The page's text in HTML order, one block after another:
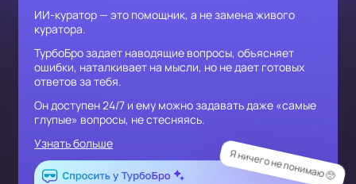
ИИ-куратор — это помощник, а не замена живого
куратора.
ТурбоБро задает наводящие вопросы, объясняет
ошибки, наталкивает на мысли, но не дает готовых
ответов за тебя.
Он доступен 24/7 и ему можно задавать даже «самые
глупые» вопросы, не стесняясь.
Узнать больше
Я ничего не понимаю 🥺